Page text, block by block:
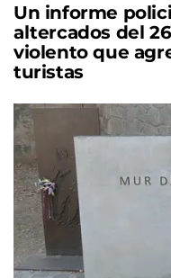
Un informe
altercados del
violento que
turistas